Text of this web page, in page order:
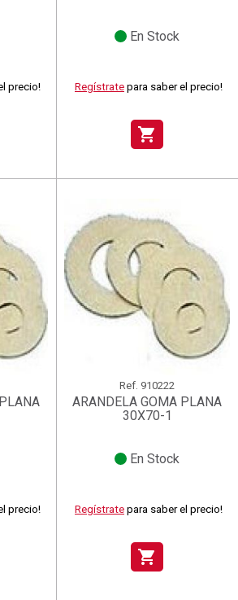
precio!
En Stock
Regístrate para saber el precio!
shopping_cart
precio!
Ref. 910222
ARANDELA GOMA PLANA
30X70-1
En Stock
Regístrate para saber el precio!
shopping_cart